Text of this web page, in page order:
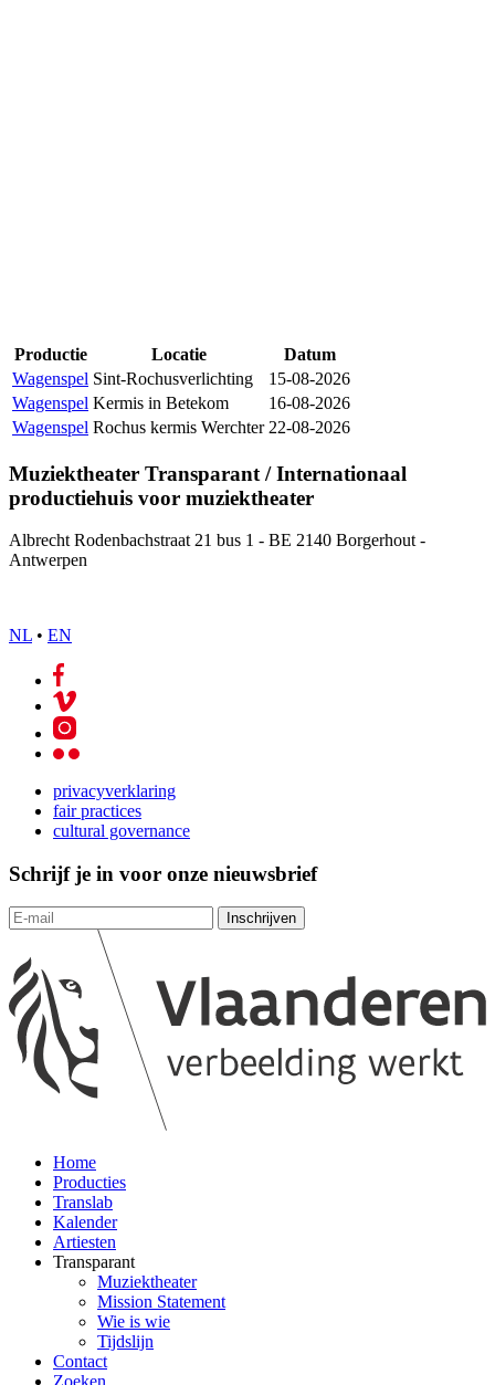
Productie Locatie
Datum
Wagenspel Sint-Rochusverlichting
15-08-2026
Wagenspel Kermis in Betekom
16-08-2026
Wagenspel Rochus kermis Werchter 22-08-2026
Muziektheater Transparant / Internationaal
productiehuis voor muziektheater
Albrecht Rodenbachstraat 21 bus 1 - BE 2140 Borgerhout -
Antwerpen
NL • EN
privacyverklaring
fair practices
cultural governance
Schrijf je in voor onze nieuwsbrief
Home
Producties
Translab
Kalender
Artiesten
Transparant
Muziektheater
Mission Statement
Wie is wie
Tijdslijn
Contact